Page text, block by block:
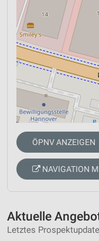
ÖPNV ANZEIGEN
NAVIGATION
Aktuelle
Letztes